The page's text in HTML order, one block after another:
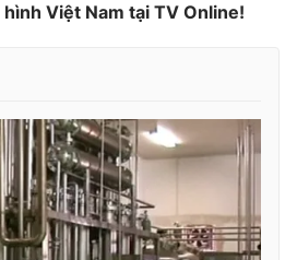
lai
Podcast
Việt Nam tại TV Online!